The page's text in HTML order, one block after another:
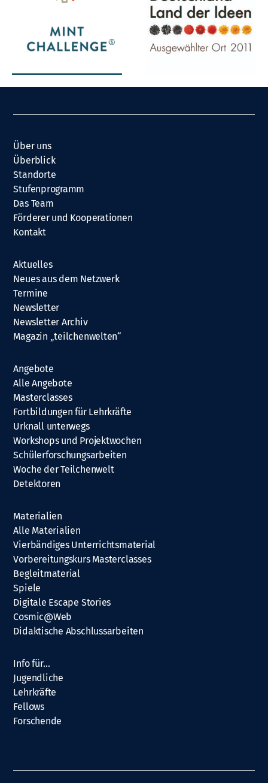
Über uns
Überblick
Standorte
Stufenprogramm
Das Team
Förderer und Kooperationen
Kontakt
Aktuelles
Neues aus dem Netzwerk
Termine
Newsletter
Newsletter Archiv
Magazin „teilchenwelten“
Angebote
Alle Angebote
Masterclasses
Fortbildungen für Lehrkräfte
Urknall unterwegs
Workshops und Projektwochen
Schülerforschungsarbeiten
Woche der Teilchenwelt
Detektoren
Materialien
Alle Materialien
Vierbändiges Unterrichtsmaterial
Vorbereitungskurs Masterclasses
Begleitmaterial
Spiele
Digitale Escape Stories
Cosmic@Web
Didaktische Abschlussarbeiten
Info für…
Jugendliche
Lehrkräfte
Fellows
Forschende